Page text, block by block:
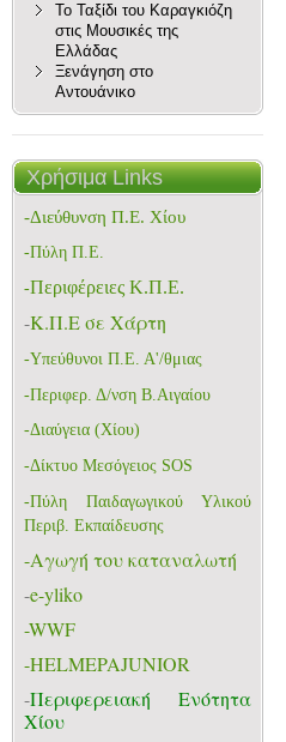
Το Ταξίδι του Καραγκιόζη
στις Μουσικές της
Ελλάδας
Ξενάγηση στο
Αντουάνικο
Χρήσιμα Links
-Διεύθυνση Π.Ε. Χίου
-Πύλη Π.Ε.
-Περιφέρειες Κ.Π.Ε.
-K.Π.Ε σε Χάρτη
-Υπεύθυνοι Π.Ε. Α'/θμιας
-Περιφερ. Δ/νση Β.Αιγαίου
-Διαύγεια (Χίου)
-Δίκτυο Μεσόγειος SOS
-Πύλη Παιδαγωγικού Υλικού
Περιβ. Εκπαίδευσης
-Aγωγή του καταναλωτή
-e-yliko
-WWF
-HELMEPAJUNIOR
-Περιφερειακή Ενότητα
Χίου